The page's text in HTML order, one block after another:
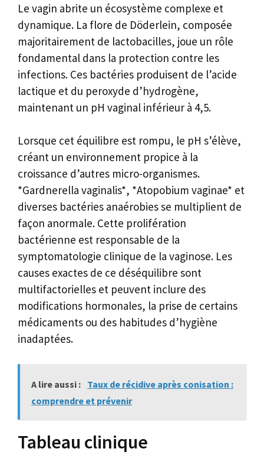
Le vagin abrite un écosystème complexe et
dynamique. La flore de Döderlein, composée
majoritairement de lactobacilles, joue un rôle
fondamental dans la protection contre les
infections. Ces bactéries produisent de l’acide
lactique et du peroxyde d’hydrogène,
maintenant un pH vaginal inférieur à 4,5.
Lorsque cet équilibre est rompu, le pH s’élève,
créant un environnement propice à la
croissance d’autres micro-organismes.
*Gardnerella vaginalis*, *Atopobium vaginae* et
diverses bactéries anaérobies se multiplient de
façon anormale. Cette prolifération
bactérienne est responsable de la
symptomatologie clinique de la vaginose. Les
causes exactes de ce déséquilibre sont
multifactorielles et peuvent inclure des
modifications hormonales, la prise de certains
médicaments ou des habitudes d’hygiène
inadaptées.
A lire aussi : Taux de récidive après conisation :
comprendre et prévenir
Tableau clinique